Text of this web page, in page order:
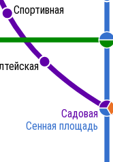
Садовая
Сенная площадь
Спортивная